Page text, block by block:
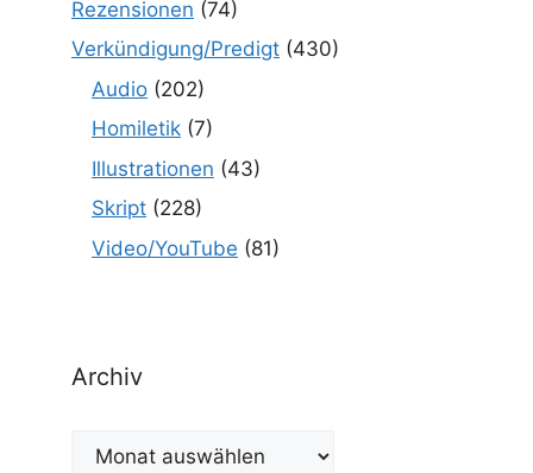
Rezensionen (74)
Verkündigung/Predigt (430)
Audio (202)
Homiletik (7)
Illustrationen (43)
Skript (228)
Video/YouTube (81)
Archiv
Archiv